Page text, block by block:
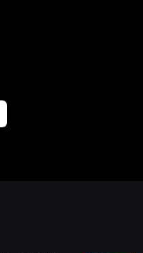
日常的家庭片段
在失去伴侶後，
描繪她不善於以
貼近感，選擇以